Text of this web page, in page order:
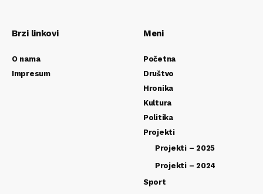
Brzi linkovi
O nama
Impresum
Meni
Početna
Društvo
Hronika
Kultura
Politika
Projekti
Projekti – 2025
Projekti – 2024
Sport